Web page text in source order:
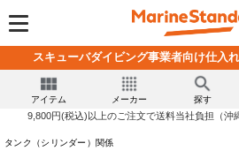
スキューバダイビング事業者向け仕入
アイテム メーカー 探す
9,800円(税込)以上のご注文で送料当社負担（沖
タンク（シリンダー）関係